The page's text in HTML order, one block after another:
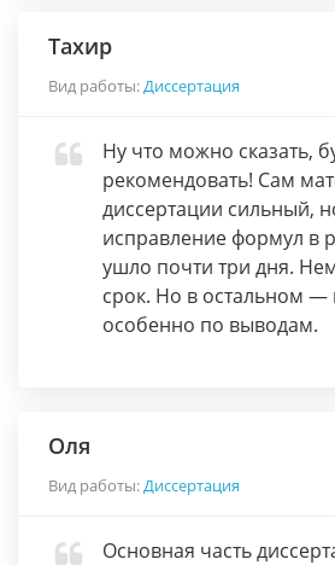
Тахир
Вид работы:Диссертация
Ну что можно сказать,
рекомендовать! Сам
диссертации сильный,
исправление формул в
ушло почти три дня.
срок. Но в остальном —
особенно по выводам.
Оля
Вид работы:Диссертация
Основная часть